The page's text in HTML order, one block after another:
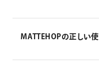
MATTEHOPの正しい